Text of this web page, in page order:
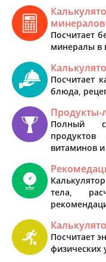
минералов
Посчитает
минералы в
Посчитает
блюда,
Продукты-
Полный
витаминов
тела,
Посчитает
физических